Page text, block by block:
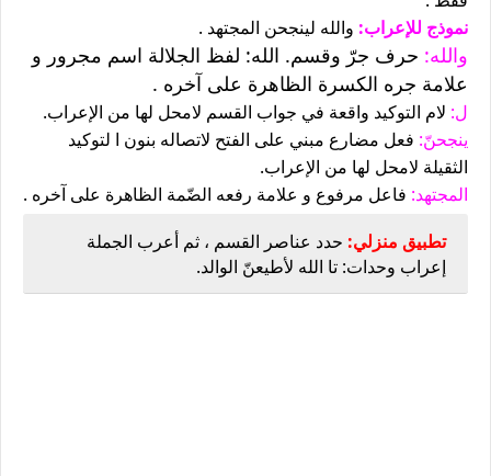
نموذج للإعراب: والله لينجحن المجتهد .
والله: حرف جرّ وقسم. الله: لفظ الجلالة اسم مجرور و
علامة جره الكسرة الظاهرة على آخره .
ل: لام التوكيد واقعة في جواب القسم لامحل لها من الإعراب.
ينجحنّ: فعل مضارع مبني على الفتح لاتصاله بنون ا لتوكيد
الثقيلة لامحل لها من الإعراب.
المجتهد: فاعل مرفوع و علامة رفعه الضّمة الظاهرة على آخره .
تطبيق منزلي: حدد عناصر القسم ، ثم أعرب الجملة
إعراب وحدات: تا الله لأطيعنّ الوالد.